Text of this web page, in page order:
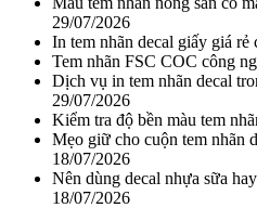
29/07/2026
In tem nhãn decal giấy giá
Tem nhãn FSC COC công
Dịch vụ in tem nhãn decal
29/07/2026
Kiểm tra độ bền màu tem
Mẹo giữ cho cuộn tem nhãn
18/07/2026
Nên dùng decal nhựa sữa
18/07/2026